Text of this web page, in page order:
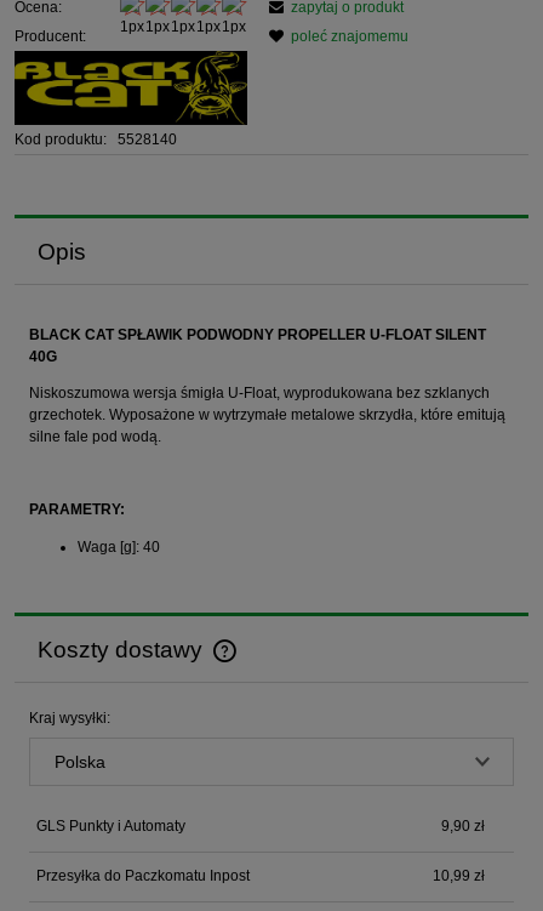
Ocena:
Producent:
Kod produktu: 5528140
zapytaj o produkt
poleć znajomemu
Opis
BLACK CAT SPŁAWIK PODWODNY PROPELLER U-FLOAT SILENT
40G
Niskoszumowa wersja śmigła U-Float, wyprodukowana bez szklanych
grzechotek. Wyposażone w wytrzymałe metalowe skrzydła, które emitują
silne fale pod wodą.
PARAMETRY:
Waga [g]: 40
Koszty dostawy
Cena nie zawiera ewentualnych kosztów płatności
Kraj wysyłki:
GLS Punkty i Automaty 9,90 zł
Przesyłka do Paczkomatu Inpost 10,99 zł